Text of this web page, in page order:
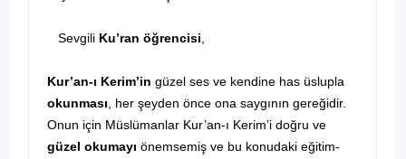
Sevgili Ku’ran öğrencisi
Kur’an-ı Kerim’in güzel ses ve kendine has üslupla
okunması , her şeyden önce ona saygının gereğidir.
Onun için Müslümanlar Kur’an-ı Kerim’i doğru ve
güzel okumayı önemsemiş ve bu konudaki eğitim-